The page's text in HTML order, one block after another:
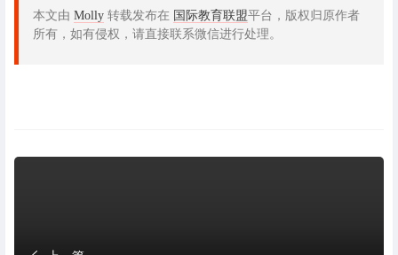
本文由 Molly 转载发布在 国际教育联盟平台，版权归原作者
所有，如有侵权，请直接联系微信进行处理。